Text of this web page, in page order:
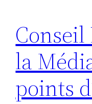
la
points